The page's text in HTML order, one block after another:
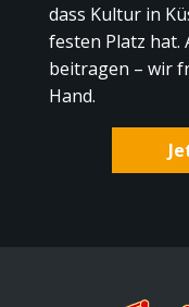
dass Kultur in
festen Platz hat.
beitragen – wir
Hand.